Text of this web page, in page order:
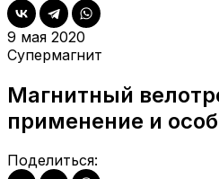
9 мая 2020
Супермагнит
Магнитный
применение и
Поделиться: